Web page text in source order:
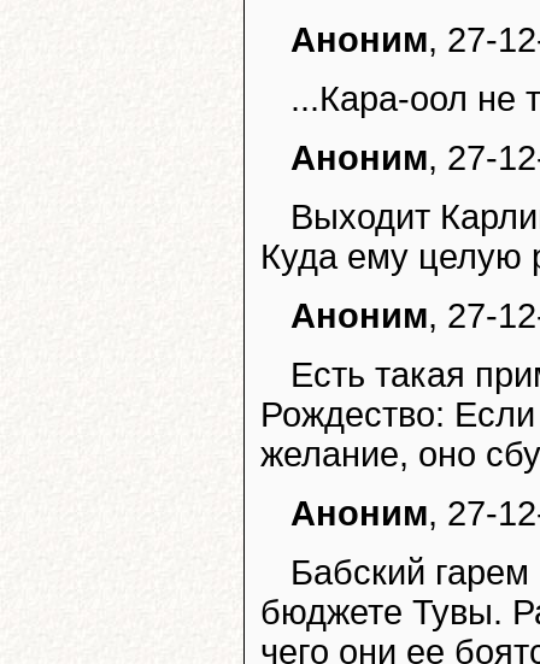
Аноним, 27-
...Кара-оол не
Аноним, 27-
Выходит
Куда ему целую
Аноним, 27-
Есть такая
Рождество:
желание, оно
Аноним, 27-
Бабский
бюджете Тувы.
чего они ее